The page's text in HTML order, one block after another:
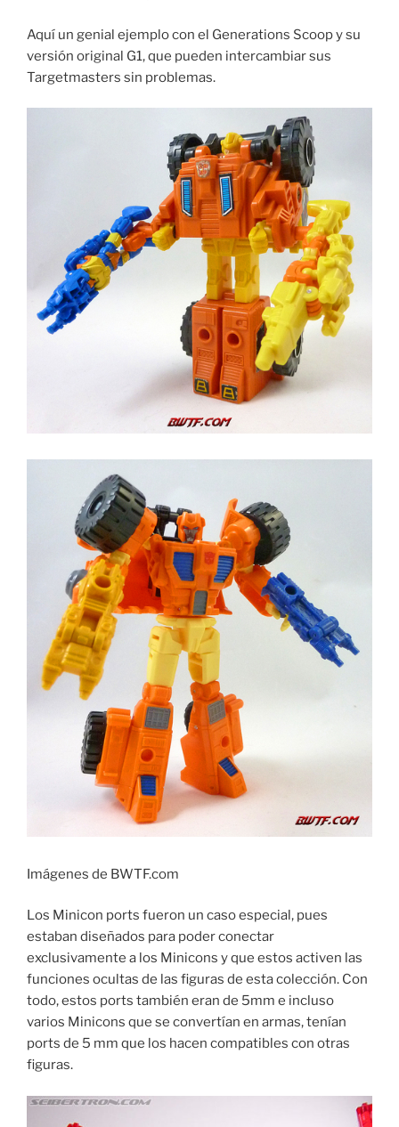
Aquí un genial ejemplo con el Generations Scoop y su
versión original G1, que pueden intercambiar sus
Targetmasters sin problemas.
Imágenes de BWTF.com
Los Minicon ports fueron un caso especial, pues
estaban diseñados para poder conectar
exclusivamente a los Minicons y que estos activen las
funciones ocultas de las figuras de esta colección. Con
todo, estos ports también eran de 5mm e incluso
varios Minicons que se convertían en armas, tenían
ports de 5 mm que los hacen compatibles con otras
figuras.